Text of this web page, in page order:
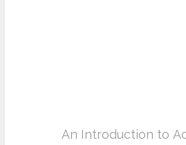
An Introduction to